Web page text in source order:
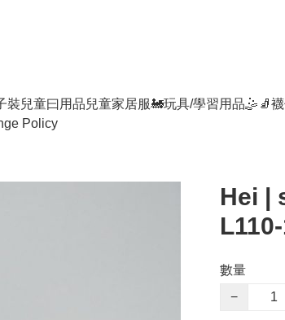
裝兒童曰用品兒童家居服🚂玩具/學習用品🤹 🧦
Policy
Hei |
數量
−